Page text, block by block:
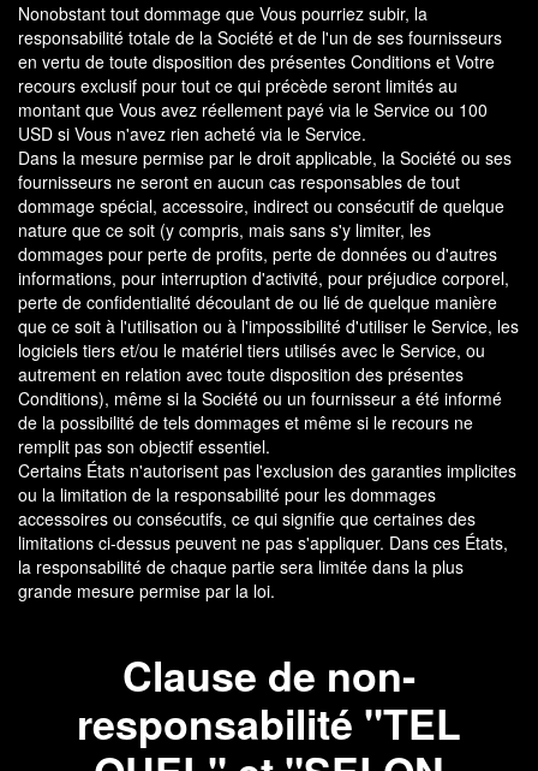
Nonobstant tout dommage que Vous pourriez subir, la
responsabilité totale de la Société et de l'un de ses fournisseurs
en vertu de toute disposition des présentes Conditions et Votre
recours exclusif pour tout ce qui précède seront limités au
montant que Vous avez réellement payé via le Service ou 100
USD si Vous n'avez rien acheté via le Service.
Dans la mesure permise par le droit applicable, la Société ou ses
fournisseurs ne seront en aucun cas responsables de tout
dommage spécial, accessoire, indirect ou consécutif de quelque
nature que ce soit (y compris, mais sans s'y limiter, les
dommages pour perte de profits, perte de données ou d'autres
informations, pour interruption d'activité, pour préjudice corporel,
perte de confidentialité découlant de ou lié de quelque manière
que ce soit à l'utilisation ou à l'impossibilité d'utiliser le Service, les
logiciels tiers et/ou le matériel tiers utilisés avec le Service, ou
autrement en relation avec toute disposition des présentes
Conditions), même si la Société ou un fournisseur a été informé
de la possibilité de tels dommages et même si le recours ne
remplit pas son objectif essentiel.
Certains États n'autorisent pas l'exclusion des garanties implicites
ou la limitation de la responsabilité pour les dommages
accessoires ou consécutifs, ce qui signifie que certaines des
limitations ci-dessus peuvent ne pas s'appliquer. Dans ces États,
la responsabilité de chaque partie sera limitée dans la plus
grande mesure permise par la loi.
Clause de non-
responsabilité "TEL